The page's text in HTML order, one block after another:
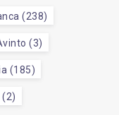
(238)
(3)
(185)
(2)